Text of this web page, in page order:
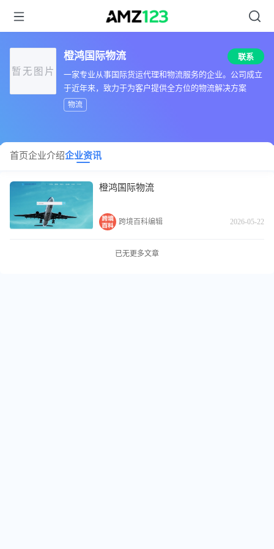
暂无图片
橙鸿国际物流
联系
一家专业从事国际货运代理和物流服务的企业。公司成立
于近年来，致力于为客户提供全方位的物流解决方案
物流
首页企业介绍企业资讯
橙鸿国际物流
跨境百科编辑 2026-05-22
已无更多文章